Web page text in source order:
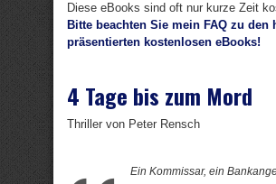
Diese eBooks sind oft nur kurze Zeit
Bitte beachten Sie mein FAQ zu den
präsentierten kostenlosen eBooks!
4 Tage bis zum Mord
Thriller von Peter Rensch
Ein Kommissar, ein